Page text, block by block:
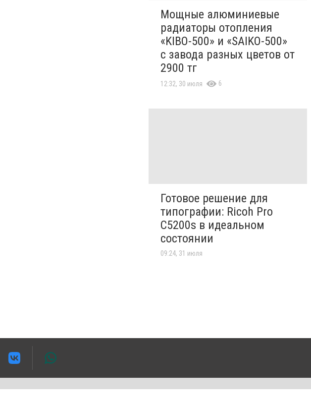
Мощные алюминиевые
радиаторы отопления
«KIBO-500» и «SAIKO-500»
с завода разных цветов от
2900 тг
12:32, 30 июля 6
Готовое решение для
типографии: Ricoh Pro
C5200s в идеальном
состоянии
09:24, 31 июля